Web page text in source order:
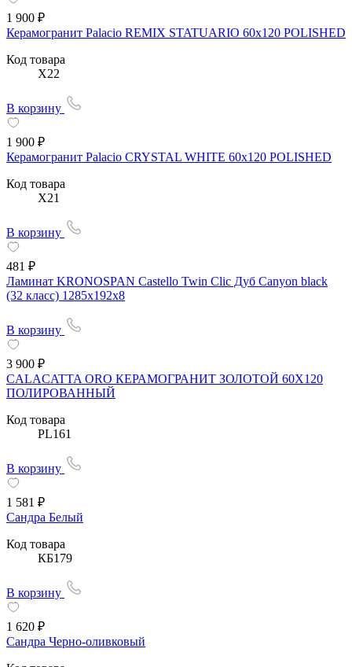
1 900 ₽
Керамогранит Palacio REMIX STATUARIO 60x120 POLISHED
Код товара
X22
В корзину
1 900 ₽
Керамогранит Palacio CRYSTAL WHITE 60х120 POLISHED
Код товара
X21
В корзину
481 ₽
Ламинат KRONOSPAN Castello Twin Clic Дуб Canyon black
(32 класс) 1285х192х8
В корзину
3 900 ₽
CALACATTA ORO КЕРАМОГРАНИТ ЗОЛОТОЙ 60X120
ПОЛИРОВАННЫЙ
Код товара
PL161
В корзину
1 581 ₽
Сандра Белый
Код товара
КБ179
В корзину
1 620 ₽
Сандра Черно-оливковый